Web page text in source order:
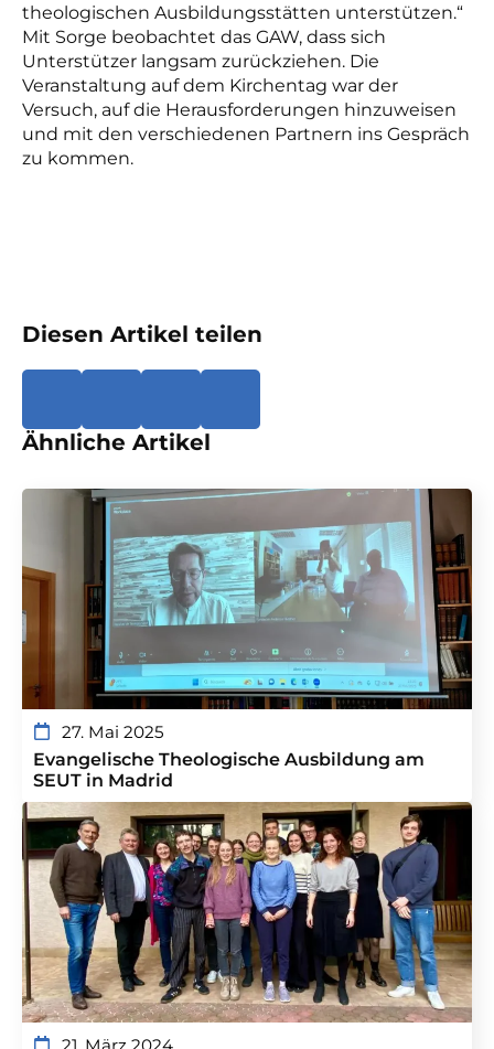
theologischen Ausbildungsstätten unterstützen.“
Mit Sorge beobachtet das GAW, dass sich
Unterstützer langsam zurückziehen. Die
Veranstaltung auf dem Kirchentag war der
Versuch, auf die Herausforderungen hinzuweisen
und mit den verschiedenen Partnern ins Gespräch
zu kommen.
Diesen Artikel teilen
Ähnliche Artikel
27. Mai 2025
Evangelische Theologische Ausbildung am
SEUT in Madrid